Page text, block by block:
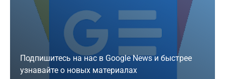
Подпишитесь на нас в Google News и быстрее
узнавайте о новых материалах